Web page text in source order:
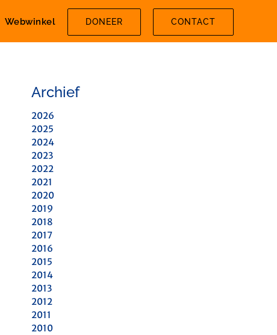
Webwinkel DONEER CONTACT
Archief
2026
2025
2024
2023
2022
2021
2020
2019
2018
2017
2016
2015
2014
2013
2012
2011
2010